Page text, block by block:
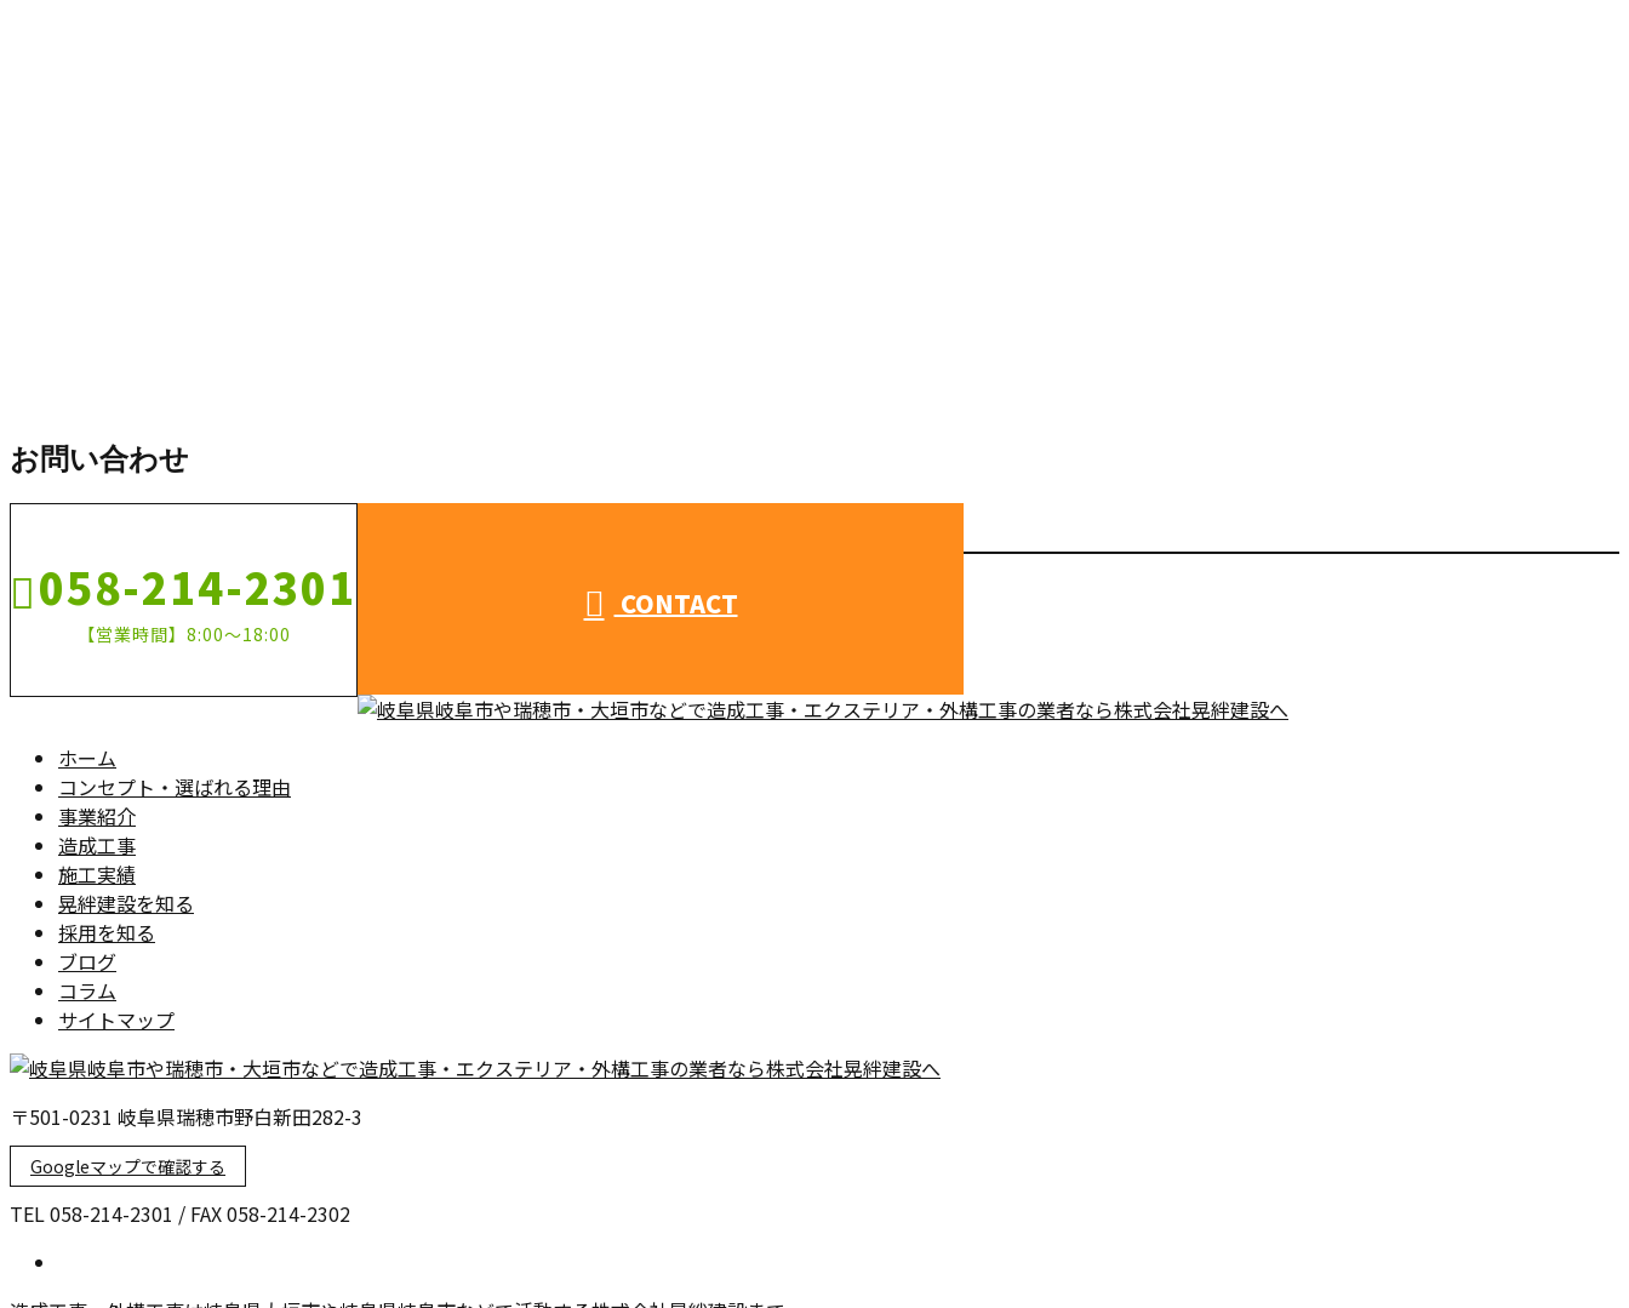
お問い合わせ
058-214-2301
【営業時間】8:00～18:00
CONTACT
ホーム
コンセプト・選ばれる理由
事業紹介
造成工事
施工実績
晃絆建設を知る
採用を知る
ブログ
コラム
サイトマップ
〒501-0231 岐阜県瑞穂市野白新田282-3
Googleマップで確認する
TEL 058-214-2301 / FAX 058-214-2302